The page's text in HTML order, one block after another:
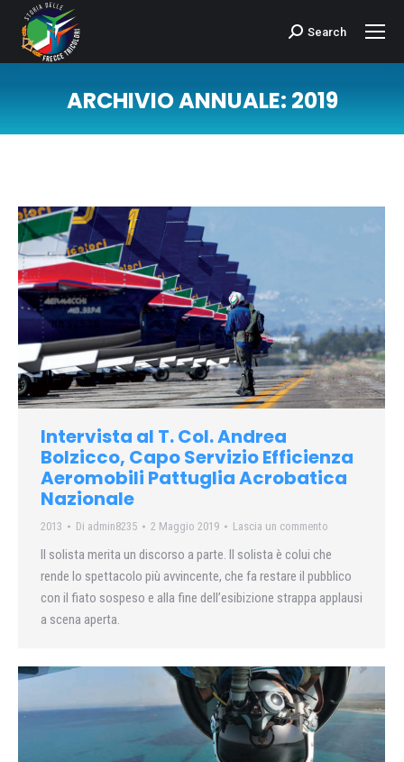
Cerca:Search
ARCHIVIO ANNUALE:2019
Intervista al T. Col. Andrea
Bolzicco, Capo Servizio Efficienza
Aeromobili Pattuglia Acrobatica
Nazionale
2013 Di admin8235 2 Maggio 2019 Lascia un commento
Il solista merita un discorso a parte. Il solista è colui che
rende lo spettacolo più avvincente, che fa restare il pubblico
con il fiato sospeso e alla fine dell’esibizione strappa applausi
a scena aperta.